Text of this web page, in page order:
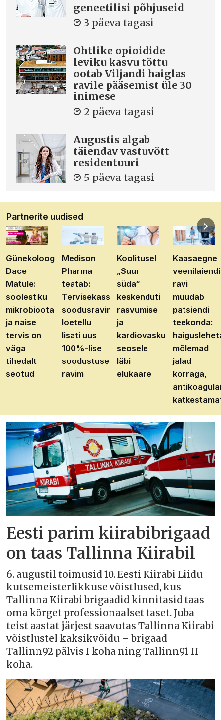
geneetilisi põhjuseid
3 päeva tagasi
Ohtlike opioidide
leviku kasvu tõttu
ootab Viljandi haiglas
ravile pääsemist üle 30
inimese
2 päeva tagasi
Augustis algab
täiendav vastuvõtt
residentuuri
5 päeva tagasi
Partnerite uudised
Günekoloog
Dace
Matule:
soolestiku
mikrobioota
ja naise
tervis on
väga
tihedalt
seotud
Medison
Pharma
teatab:
Tervisekassa
soodusravimite
loetellu
lisati uus
100%-lise
soodustusega
ravim
Koolitusel
„Suur
süda“
keskenduti
rasvumise
ja
kardiovaskulaarhaiguste
seosele
läbi
elukaare
Kaasaegne
ravi
muudab
patsiendi
teekonda:
mõlemad
jalad
korraga,
Eesti parim kiirabibrigaad
on taas Tallinna Kiirabil
6. augustil toimusid 10. Eesti Kiirabi Liidu
kutsemeisterlikkuse võistlused, kus
Tallinna Kiirabi brigaadid kinnitasid taas
oma kõrget professionaalset taset. Juba
teist aastat järjest saavutas Tallinna Kiirabi
võistlustel kaksikvõidu – brigaad
Tallinn92 pälvis I koha ning Tallinn91 II
koha.